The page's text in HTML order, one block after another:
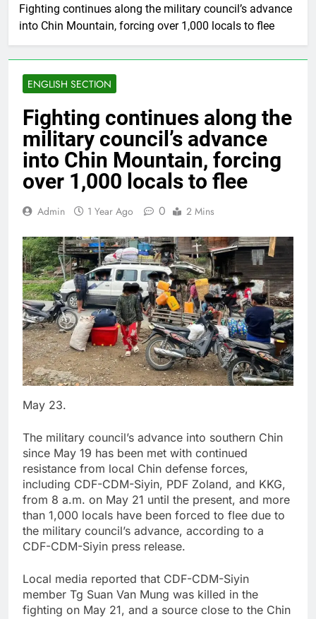
Fighting continues along the military council’s advance
into Chin Mountain, forcing over 1,000 locals to flee
ENGLISH SECTION
Fighting continues along the
military council’s advance
into Chin Mountain, forcing
over 1,000 locals to flee
Admin 1 Year Ago 0 2 Mins
May 23.
The military council’s advance into southern Chin
since May 19 has been met with continued
resistance from local Chin defense forces,
including CDF-CDM-Siyin, PDF Zoland, and KKG,
from 8 a.m. on May 21 until the present, and more
than 1,000 locals have been forced to flee due to
the military council’s advance, according to a
CDF-CDM-Siyin press release.
Local media reported that CDF-CDM-Siyin
member Tg Suan Van Mung was killed in the
fighting on May 21, and a source close to the Chin